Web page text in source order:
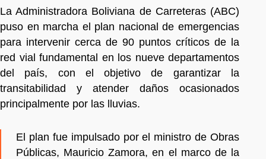
La Administradora Boliviana de Carreteras (ABC)
puso en marcha el plan nacional de emergencias
para intervenir cerca de 90 puntos críticos de la
red vial fundamental en los nueve departamentos
del país, con el objetivo de garantizar la
transitabilidad y atender daños ocasionados
principalmente por las lluvias.
El plan fue impulsado por el ministro de Obras
Públicas, Mauricio Zamora, en el marco de la